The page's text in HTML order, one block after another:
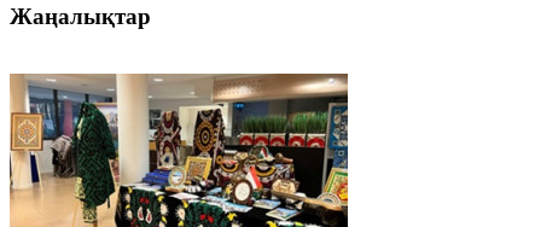
Жаңалықтар